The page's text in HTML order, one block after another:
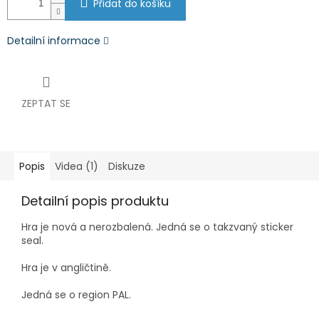
Přidat do košíku
Detailní informace
ZEPTAT SE
Popis Videa (1) Diskuze
Detailní popis produktu
Hra je nová a nerozbalená. Jedná se o takzvaný sticker
seal.
Hra je v angličtině.
Jedná se o region PAL.